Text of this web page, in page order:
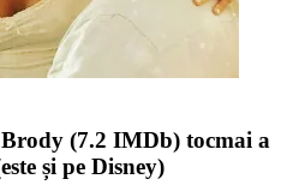
(7.2 IMDb) tocmai a
și pe Disney)